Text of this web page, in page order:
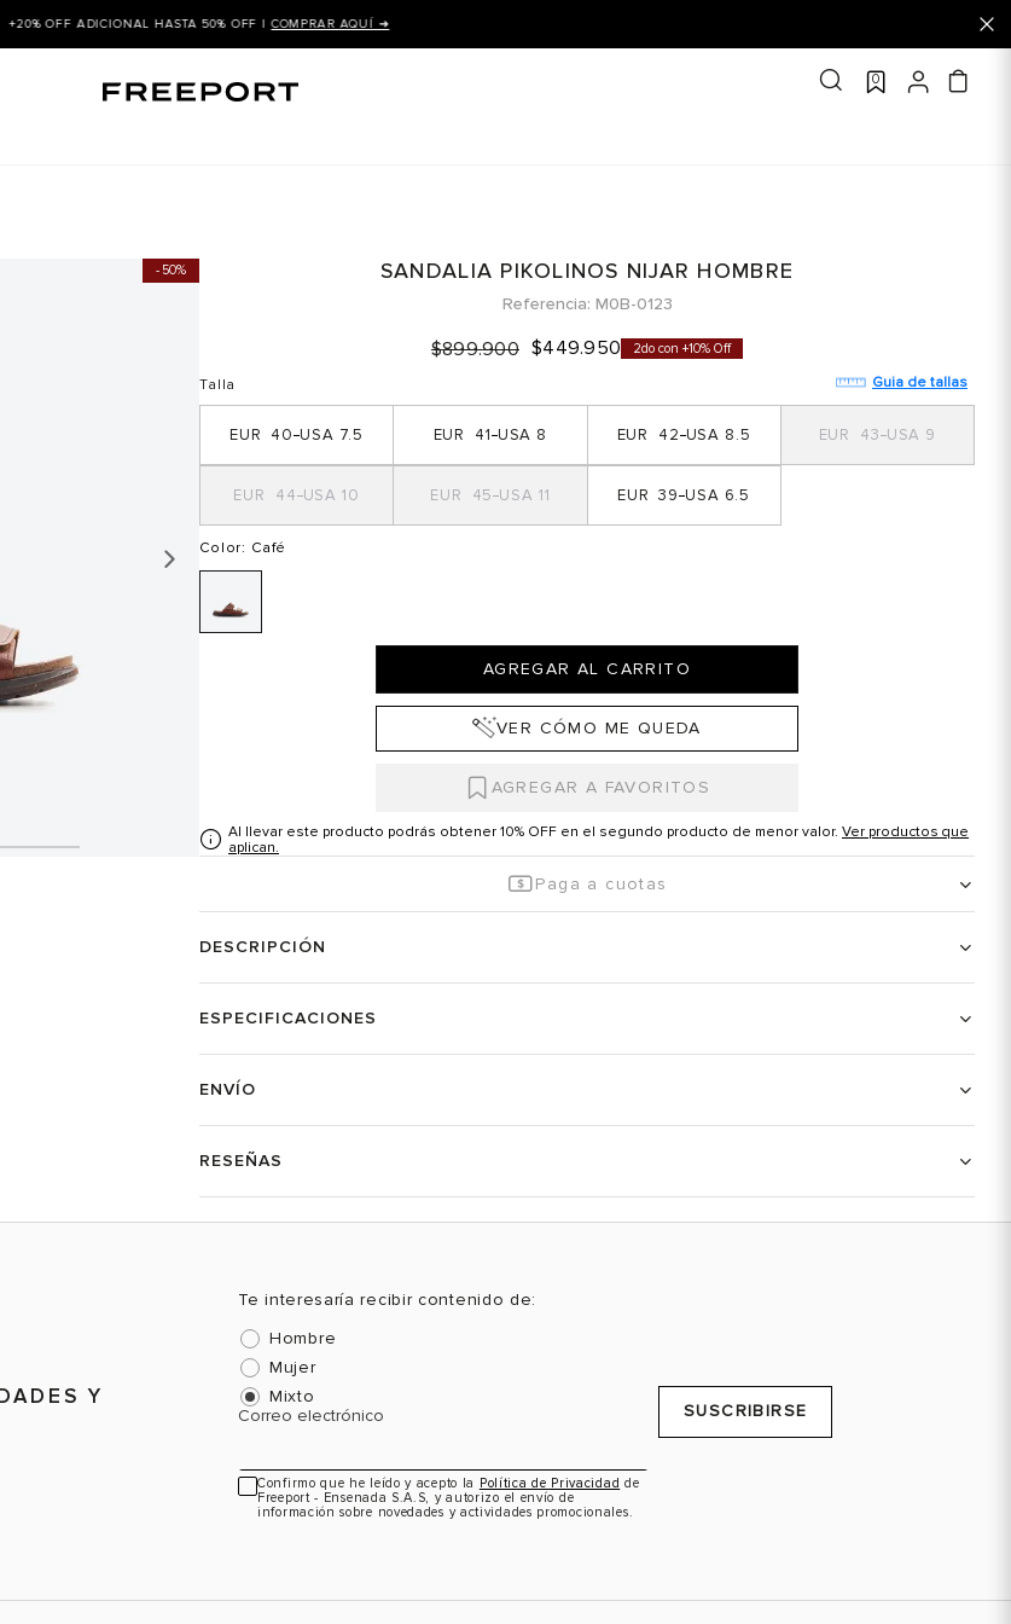
+20% OFF ADICIONAL HASTA 50% OFF |COMPRAR AQUÍ ➜
0
50% SANDALIA PIKOLINOS NIJAR HOMBRE
Referencia M0B-0123
$899.900 $449.950 2do con +10% Off
Talla Guia de tallas
7.5
40 8
41 8.5
42 9
43
10
44 11
45 6.5
39
Color: Café
AGREGAR AL CARRITO
VER CÓMO ME QUEDA
Al llevar este producto podrás obtener 10% OFF en el segundo producto de menor valor. Ver productos que
aplican.
Paga a cuotas
DESCRIPCIÓN
ESPECIFICACIONES
ENVÍO
RESEÑAS
Y
Te interesaría recibir contenido de:
Hombre
Mujer
Mixto
Correo electrónico
Confirmo que he leído y acepto la Política de Privacidad de
Freeport - Ensenada S.A.S, y autorizo el envío de
información sobre novedades y actividades promocionales.
SUSCRIBIRSE